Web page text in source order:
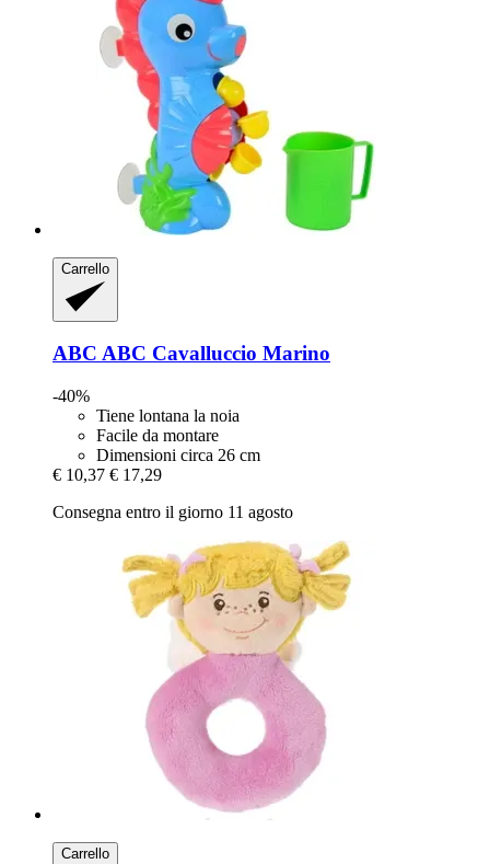
Carrello
ABC ABC Cavalluccio Marino
-40%
Tiene lontana la noia
Facile da montare
Dimensioni circa 26 cm
€ 10,37 € 17,29
Consegna entro il giorno 11 agosto
Carrello